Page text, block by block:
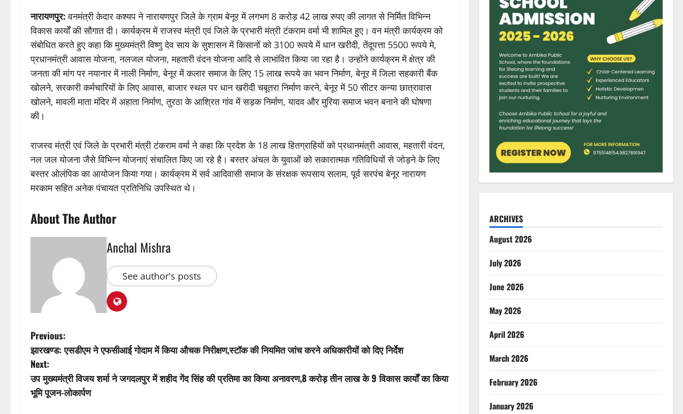
नारायणपुर: वनमंत्री केदार कश्यप ने नारायणपुर जिले के ग्राम बेनूर में लगभग 8 करोड़ 42 लाख रुपए की लागत से निर्मित विभिन्न
विकास कार्यों की सौगात दी। कार्यक्रम में राजस्व मंत्री एवं जिले के प्रभारी मंत्री टंकराम वर्मा भी शामिल हुए। वन मंत्री कार्यक्रम को
संबोधित करते हुए कहा कि मुख्यमंत्री विष्णु देव साय के सुशासन में किसानों को 3100 रूपये में धान खरीदी, तेंदूपत्ता 5500 रूपये मे,
प्रधानमंत्री आवास योजना, नलजल योजना, महतारी वंदन योजना आदि से लाभांवित किया जा रहा है। उन्होंने कार्यक्रम में क्षेत्र की
जनता की मांग पर नयानार में नाली निर्माण, बेनूर में कलार समाज के लिए 15 लाख रूपये का भवन निर्माण, बेनूर में जिला सहकारी बैंक
खोलने, सरकारी कर्मचारियों के लिए आवास, बाजार स्थल पर धान खरीदी चबूतरा निर्माण करने, बेनूर में 50 सीटर कन्या छात्रावास
खोलने, मावली माता मंदिर में अहाता निर्माण, तुरठा के आश्रित गांव में सड़क निर्माण, यादव और मुरिया समाज भवन बनाने की घोषणा
की।
राजस्व मंत्री एवं जिले के प्रभारी मंत्री टंकराम वर्मा ने कहा कि प्रदेश के 18 लाख हितग्राहियों को प्रधानमंत्री आवास, महतारी वंदन,
नल जल योजना जैसे विभिन्न योजनाएं संचालित किए जा रहे है। बस्तर अंचल के युवाओं को सकारात्मक गतिविधियों से जोड़ने के लिए
बस्तर ओलंपिक का आयोजन किया गया। कार्यक्रम में सर्व आदिवासी समाज के संरक्षक रूपसाय सलाम, पूर्व सरपंच बेनूर नारायण
मरकाम सहित अनेक पंचायत प्रतिनिधि उपस्थित थे।
About The Author
Anchal Mishra
See author's posts
P
o
s
t
Previous:
झारखण्ड: एसडीएम ने एफसीआई गोदाम में किया औचक निरीक्षण,स्टॉक की नियमित जांच करने अधिकारीयों को दिए निर्देश
Next:
उप मुख्यमंत्री विजय शर्मा ने जगदलपुर में शहीद गेंद सिंह की प्रतिमा का किया अनावरण,8 करोड़ तीन लाख के 9 विकास कार्यों का किया
भूमि पूजन-लोकार्पण
ARCHIVES
August 2026
July 2026
June 2026
May 2026
April 2026
March 2026
February 2026
January 2026